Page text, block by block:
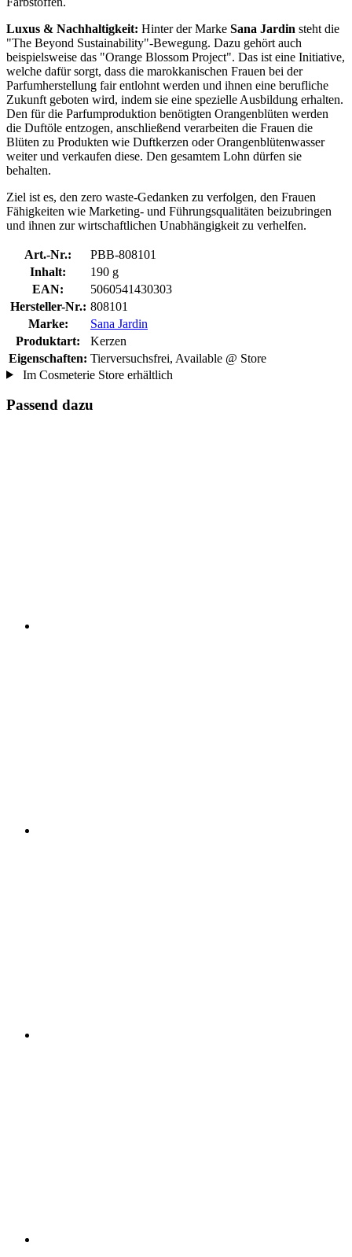
Luxus & Nachhaltigkeit: Hinter der Marke Sana Jardin steht die
"The Beyond Sustainability"-Bewegung. Dazu gehört auch
beispielsweise das "Orange Blossom Project". Das ist eine Initiative,
welche dafür sorgt, dass die marokkanischen Frauen bei der
Parfumherstellung fair entlohnt werden und ihnen eine berufliche
Zukunft geboten wird, indem sie eine spezielle Ausbildung erhalten.
Den für die Parfumproduktion benötigten Orangenblüten werden
die Duftöle entzogen, anschließend verarbeiten die Frauen die
Blüten zu Produkten wie Duftkerzen oder Orangenblütenwasser
weiter und verkaufen diese. Den gesamtem Lohn dürfen sie
behalten.
Ziel ist es, den zero waste-Gedanken zu verfolgen, den Frauen
Fähigkeiten wie Marketing- und Führungsqualitäten beizubringen
und ihnen zur wirtschaftlichen Unabhängigkeit zu verhelfen.
Art.-Nr.:
PBB-808101
Inhalt:
190 g
EAN:
5060541430303
Hersteller-Nr.: 808101
Marke:
Sana Jardin
Produktart:
Kerzen
Eigenschaften: Tierversuchsfrei, Available @ Store
Im Cosmeterie Store erhältlich
Passend dazu